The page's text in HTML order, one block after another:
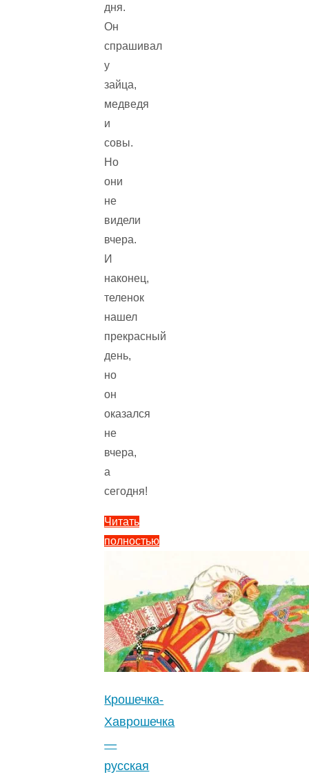
дня.
Он
спрашивал
у
зайца,
медведя
и
совы.
Но
они
не
видели
вчера.
И
наконец,
теленок
нашел
прекрасный
день,
но
он
оказался
не
вчера,
а
сегодня!
Читать
полностью
Цыферов
Г.М.
Читать
онлайн
с
картинками.
Крошечка-
Хаврошечка
—
русская